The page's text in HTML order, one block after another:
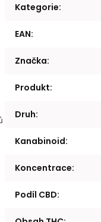
Kategorie:
EAN:
Značka:
Produkt:
Druh:
Kanabinoid:
Koncentrace:
Podíl CBD: